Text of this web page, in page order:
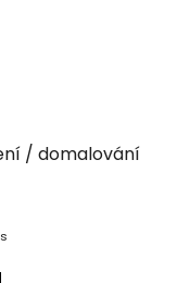
/ domalování